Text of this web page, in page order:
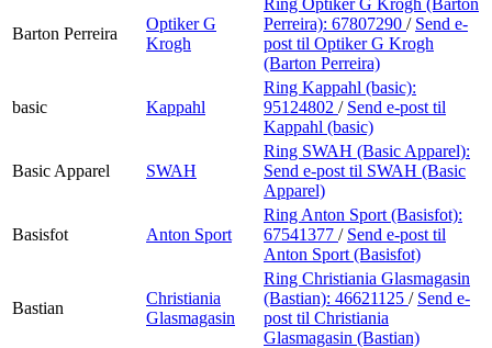
Barton Perreira
Optiker G
Krogh
Perreira): 67807290 / Send e-
post til Optiker G Krogh
(Barton Perreira)
basic Kappahl
Ring Kappahl (basic):
95124802 / Send e-post til
Kappahl (basic)
Basic Apparel SWAH
Ring SWAH (Basic Apparel):
Send e-post til SWAH (Basic
Apparel)
Basisfot Anton Sport
Ring Anton Sport (Basisfot):
67541377 / Send e-post til
Anton Sport (Basisfot)
Bastian
Christiania
Glasmagasin
Ring Christiania Glasmagasin
(Bastian): 46621125 / Send e-
post til Christiania
Glasmagasin (Bastian)